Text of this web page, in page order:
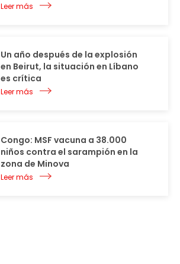
Leer más
Un año después de la explosión
en Beirut, la situación en Líbano
es crítica
Leer más
Congo: MSF vacuna a 38.000
niños contra el sarampión en la
zona de Minova
Leer más